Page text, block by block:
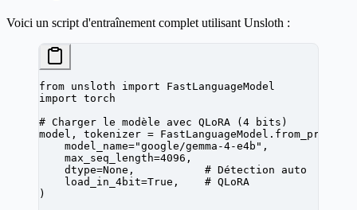
Voici un script d'entraînement complet utilisant Unsloth :
from unsloth import FastLanguageModel
import torch
# Charger le modèle avec QLoRA (4 bits)
model, tokenizer =
    model_name
="google/gemma-4-e4b" ,
    max_seq_length
=4096 ,
    dtype
=None , # Détection auto
    load_in_4bit
=True , # QLoRA
)